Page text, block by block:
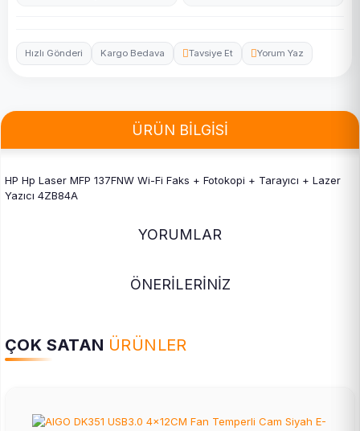
Hızlı Gönderi Kargo Bedava Tavsiye Et Yorum Yaz
ÜRÜN BİLGİSİ
HP Hp Laser MFP 137FNW Wi-Fi Faks + Fotokopi + Tarayıcı + Lazer
Yazıcı 4ZB84A
YORUMLAR
ÖNERİLERİNİZ
ÇOK SATAN ÜRÜNLER